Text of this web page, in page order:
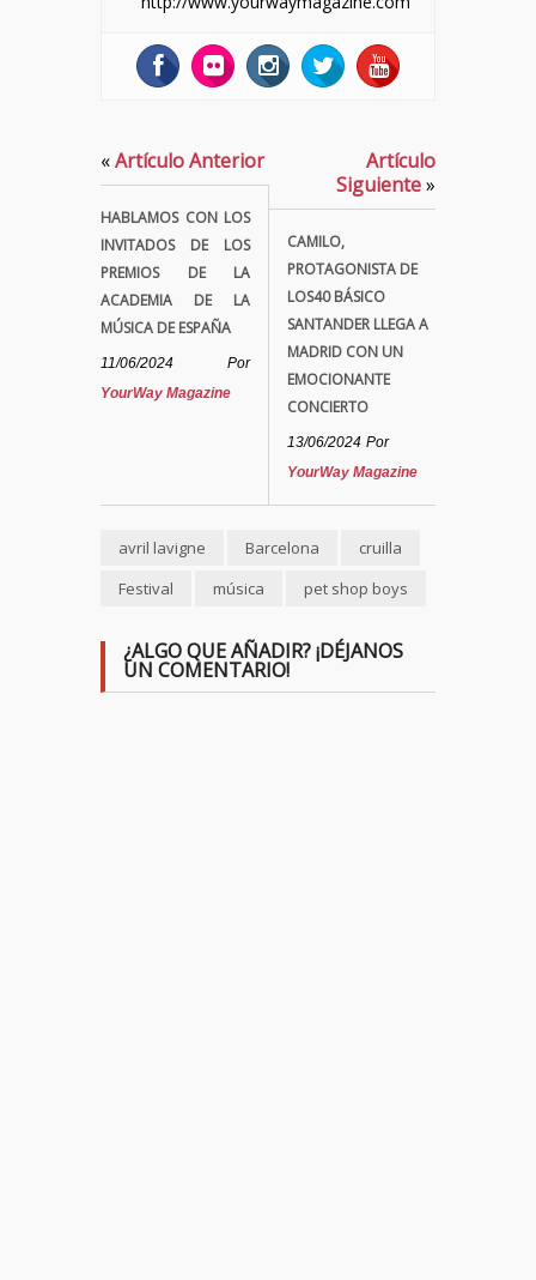
«Artículo Anterior
HABLAMOS CON LOS
INVITADOS DE LOS
PREMIOS DE LA
ACADEMIA DE LA
MÚSICA DE ESPAÑA
11/06/2024
Por
YourWay Magazine
Artículo
Siguiente»
CAMILO,
PROTAGONISTA DE
LOS40 BÁSICO
SANTANDER LLEGA A
MADRID CON UN
EMOCIONANTE
CONCIERTO
13/06/2024 Por
YourWay Magazine
avril lavigne Barcelona
cruilla
Festival
música pet shop boys
¿ALGO QUE AÑADIR? ¡DÉJANOS
UN COMENTARIO!